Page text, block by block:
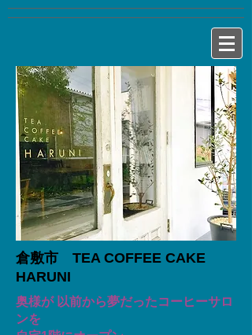
​倉敷市 TEA COFFEE CAKE
HARUNI
奥様が 以前から夢だったコーヒーサロ
ンを